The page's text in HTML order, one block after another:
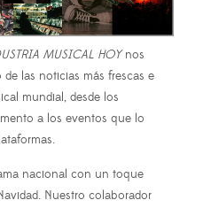
MUSICAL HOYnos
las noticias más frescas e
mundial, desde los
a los eventos que lo
nacional con un toque
Nuestro colaborador